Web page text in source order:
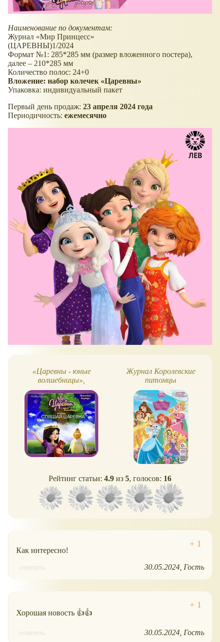
Наименование по документам:
Журнал
Мир Принцесс
(ЦАРЕВНЫ)1/2024
Формат №1: 285*285 мм (размер вложенного постера),
далее – 210*285 мм
Количество полос: 24+0
Вложение: набор колечек
Царевны
Упаковка: индивидуальный пакет
Первый день продаж: 23 апреля 2024 года
Периодичность: ежемесячно
«Царевны - юные
волшебницы»,
спецвыпуск (май 2020)
Журнал Королевские
питомцы
Рейтинг статьи: 4.9 из 5, голосов: 16
Как интересно!
ответить 30.05.2024 Гость
Хорошая новость 👍👍
ответить 30.05.2024 Гость